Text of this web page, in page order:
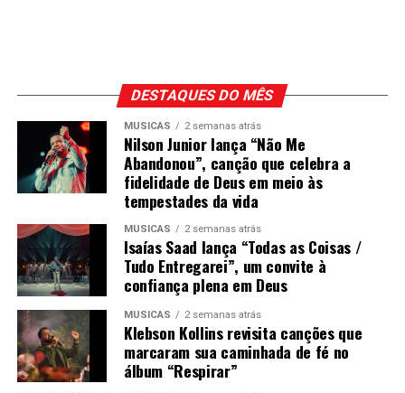
DESTAQUES DO MÊS
MÚSICAS 2 semanas atrás
Nilson Junior lança “Não Me
Abandonou”, canção que celebra a
fidelidade de Deus em meio às
tempestades da vida
MÚSICAS 2 semanas atrás
Isaías Saad lança “Todas as Coisas /
Tudo Entregarei”, um convite à
confiança plena em Deus
MÚSICAS 2 semanas atrás
Klebson Kollins revisita canções que
marcaram sua caminhada de fé no
álbum “Respirar”